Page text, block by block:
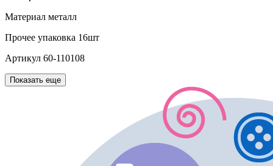
Материал металл
Прочее упаковка 16шт
Артикул 60-110108
Показать еще